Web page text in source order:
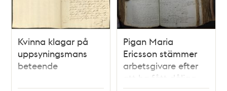
Kvinna klagar på
uppsyningsmans
beteende
Pigan Maria
Ericsson stämmer
arbetsgivare efter
att ha fått dåliga